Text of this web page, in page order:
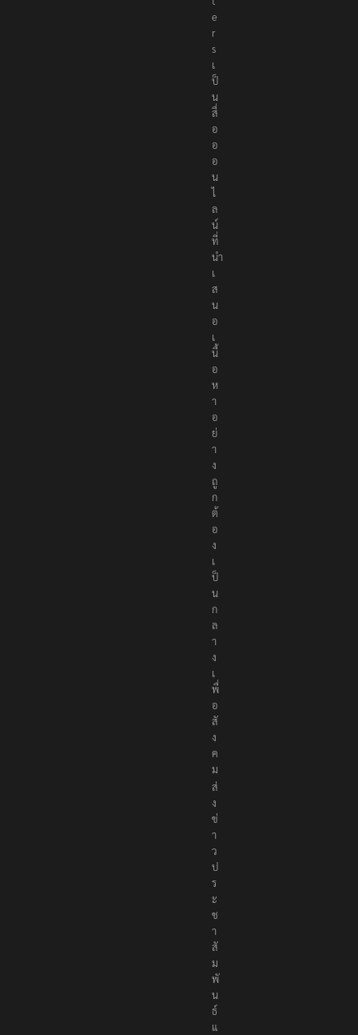
e
r
s
เ
ป็
น
สื่
อ
อ
อ
น
ไ
ล
น์
ที่
นำ
เ
ส
น
อ
เ
นื้
อ
ห
า
อ
ย่
า
ง
ถู
ก
ต้
อ
ง
เ
ป็
น
ก
ล
า
ง
เ
พื่
อ
สั
ง
ค
ม
ส่
ง
ข่
า
ว
ป
ร
ะ
ช
า
สั
ม
พั
น
ธ์
แ